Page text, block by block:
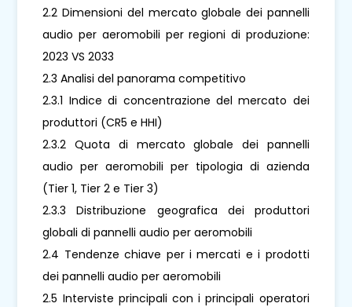
2.2 Dimensioni del mercato globale dei pannelli
audio per aeromobili per regioni di produzione:
2023 VS 2033
2.3 Analisi del panorama competitivo
2.3.1 Indice di concentrazione del mercato dei
produttori (CR5 e HHI)
2.3.2 Quota di mercato globale dei pannelli
audio per aeromobili per tipologia di azienda
(Tier 1, Tier 2 e Tier 3)
2.3.3 Distribuzione geografica dei produttori
globali di pannelli audio per aeromobili
2.4 Tendenze chiave per i mercati e i prodotti
dei pannelli audio per aeromobili
2.5 Interviste principali con i principali operatori